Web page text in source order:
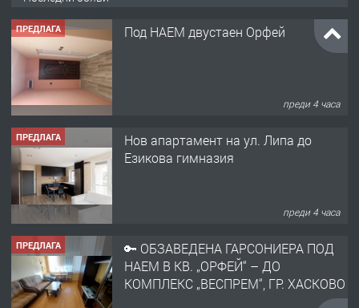
ПРЕДЛАГА Под НАЕМ двустаен Орфей
ПРЕДЛАГА
Нов апартамент на ул. Липа до
Езикова гимназия
ПРЕДЛАГА
🔑 ОБЗАВЕДЕНА ГАРСОНИЕРА ПОД
НАЕМ В КВ. „ОРФЕЙ“ – ДО
КОМПЛЕКС „ВЕСПРЕМ“, ГР. ХАСКОВО